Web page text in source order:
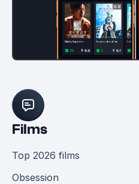
Films
Top 2026 films
Obsession